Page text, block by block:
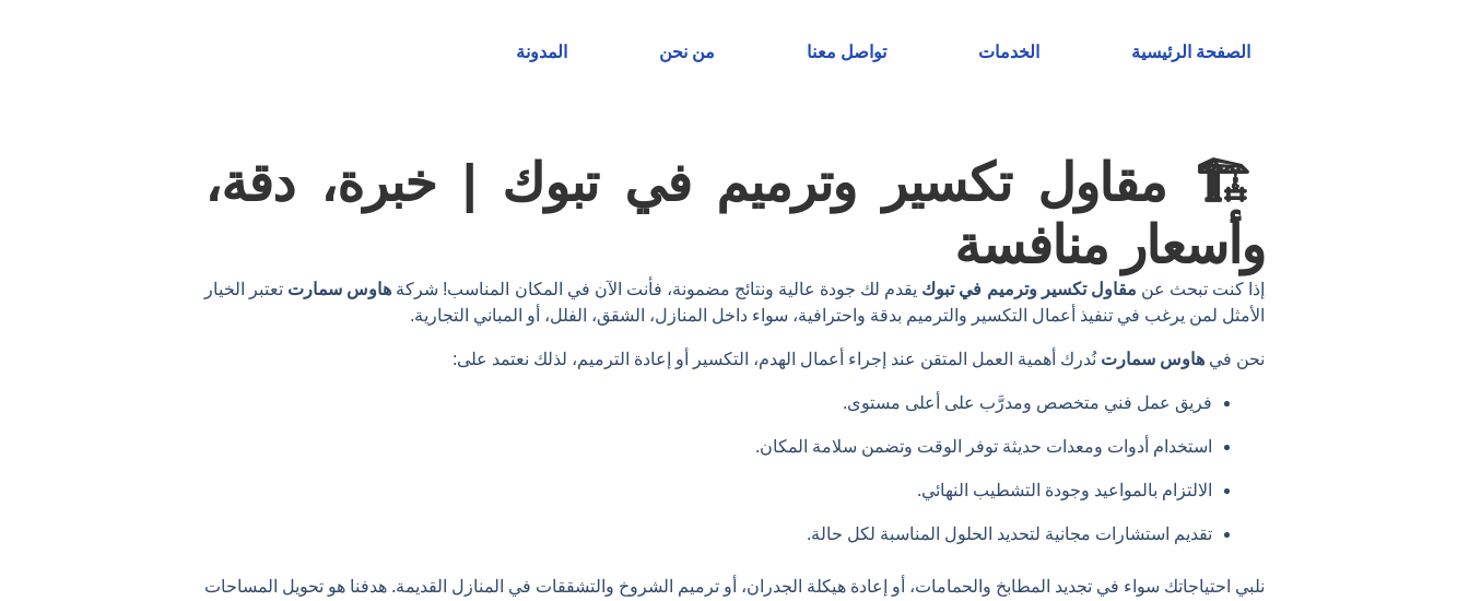
الصفحة الرئيسية الخدمات تواصل معنا من نحن المدونة
🏗️ مقاول تكسير وترميم في تبوك | خبرة، دقة،
وأسعار منافسة
إذا كنت تبحث عن مقاول تكسير وترميم في تبوك يقدم لك جودة عالية ونتائج مضمونة، فأنت الآن في المكان المناسب! شركة هاوس سمارت تعتبر الخيار
الأمثل لمن يرغب في تنفيذ أعمال التكسير والترميم بدقة واحترافية، سواء داخل المنازل، الشقق، الفلل، أو المباني التجارية.
نحن في هاوس سمارت نُدرك أهمية العمل المتقن عند إجراء أعمال الهدم، التكسير أو إعادة الترميم، لذلك نعتمد على:
فريق عمل فني متخصص ومدرَّب على أعلى مستوى.
استخدام أدوات ومعدات حديثة توفر الوقت وتضمن سلامة المكان.
الالتزام بالمواعيد وجودة التشطيب النهائي.
تقديم استشارات مجانية لتحديد الحلول المناسبة لكل حالة.
نلبي احتياجاتك سواء في تجديد المطابخ والحمامات، أو إعادة هيكلة الجدران، أو ترميم الشروخ والتشققات في المنازل القديمة. هدفنا هو تحويل المساحات